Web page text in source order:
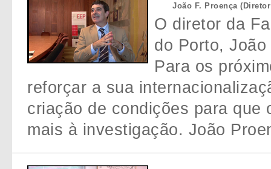
João F. Proença
O diretor da
do Porto,
Para os
reforçar a sua
criação de condições para que
mais à investigação. João